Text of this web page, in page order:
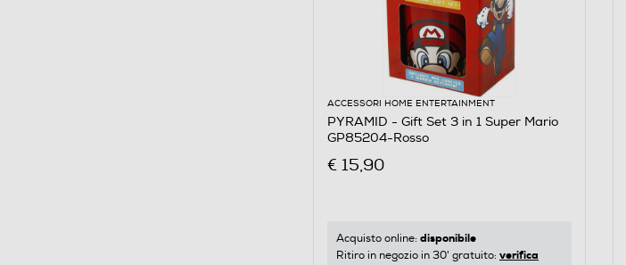
ACCESSORI HOME ENTERTAINMENT
PYRAMID - Gift Set 3 in 1 Super Mario
GP85204-Rosso
€ 15,90
Acquisto online: disponibile
Ritiro in negozio in 30' gratuito: verifica